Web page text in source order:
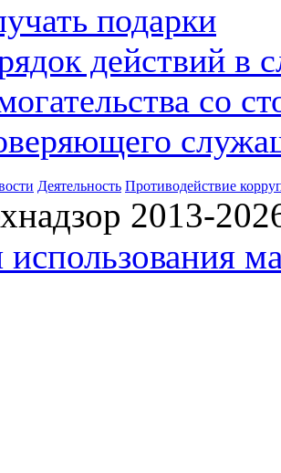
подарки
действий в
со
Деятельность Противодействие
2013-